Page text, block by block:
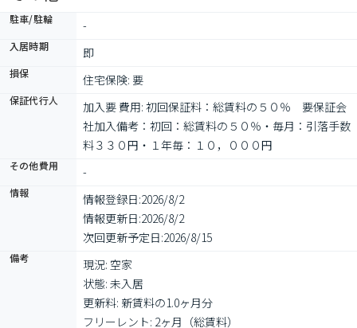
駐車/駐輪 -
入居時期 即
損保 住宅保険: 要
保証代行人
加入要 費用: 初回保証料：総賃料の５０％　要保証会
社加入備考：初回：総賃料の５０％・毎月：引落手数
料３３０円・１年毎：１０，０００円
その他費用 -
情報 情報登録日:2026/8/2
情報更新日:2026/8/2
次回更新予定日:2026/8/15
備考
現況: 空家
状態: 未入居
更新料: 新賃料の1.0ヶ月分
フリーレント: 2ヶ月（総賃料）